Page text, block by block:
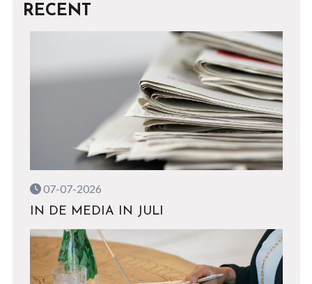
RECENT
07-07-2026
IN DE MEDIA IN JULI